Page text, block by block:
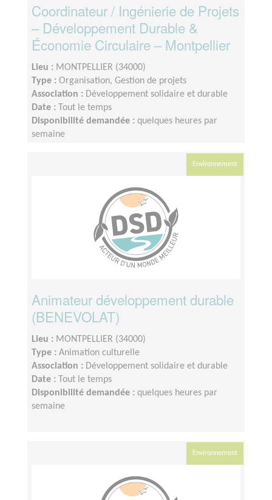
Coordinateur / Ingénierie de Projets
– Développement Durable &
Économie Circulaire – Montpellier
Lieu : MONTPELLIER (34000)
Type : Organisation, Gestion de projets
Association : Développement solidaire et durable
Date :
Tout le temps
Disponibilité demandée : quelques heures par
semaine
Environnement
Animateur développement durable
(BENEVOLAT)
Lieu : MONTPELLIER (34000)
Type : Animation culturelle
Association : Développement solidaire et durable
Date :
Tout le temps
Disponibilité demandée : quelques heures par
semaine
Environnement